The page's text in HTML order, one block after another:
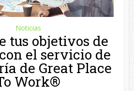
Noticias
tus objetivos de
el servicio de
de Great Place
Work®